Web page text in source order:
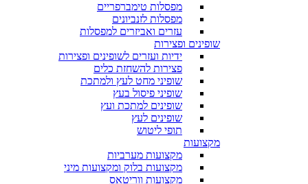
מפסלות טימברפריים
מפסלות לזנביונים
עזרים ואביזרים למפסלות
שופינים ופצירות
ידיות ועזרים לשופינים ופצירות
פצירות להשחזת כלים
שופיני מחט לעץ ולמתכת
שופיני פיסול בעץ
שופינים למתכת ועץ
שופינים לעץ
תופי ליטוש
מקצועות
מקצועות מערביות
מקצועות בלוק ומקצועות מיני
מקצועות ווריטאס